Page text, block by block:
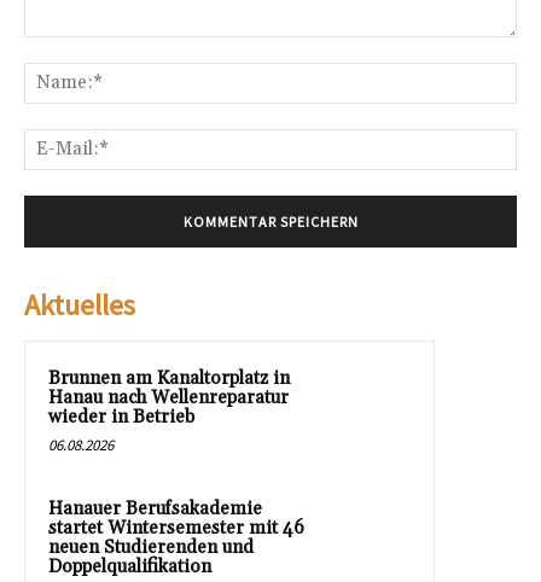
Aktuelles
Brunnen am Kanaltorplatz in
Hanau nach Wellenreparatur
wieder in Betrieb
06.08.2026
Hanauer Berufsakademie
startet Wintersemester mit 46
neuen Studierenden und
Doppelqualifikation